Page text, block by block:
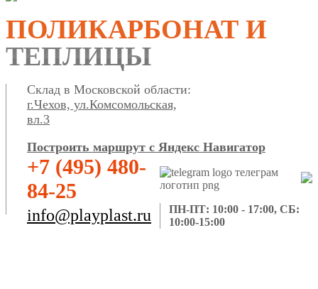
ПОЛИКАРБОНАТ И
ТЕПЛИЦЫ
Склад в Московской области:
г.Чехов, ул.Комсомольская,
вл.3
Построить маршрут с Яндекс Навигатор
+7 (495) 480-
84-25
info@playplast.ru
ПН-ПТ: 10:00 - 17:00, СБ:
10:00-15:00